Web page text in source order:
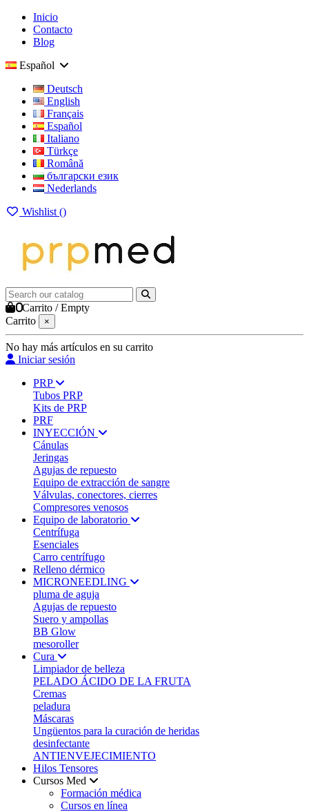
Inicio
Contacto
Blog
Español
Deutsch
English
Français
Español
Italiano
Türkçe
Română
български език
Nederlands
Wishlist ()
0Carrito /Empty
Carrito
×
No hay más artículos en su carrito
Iniciar sesión
PRP
Tubos PRP
Kits de PRP
PRF
INYECCIÓN
Cánulas
Jeringas
Agujas de repuesto
Equipo de extracción de sangre
Válvulas, conectores, cierres
Compresores venosos
Equipo de laboratorio
Centrífuga
Esenciales
Carro centrífugo
Relleno dérmico
MICRONEEDLING
pluma de aguja
Agujas de repuesto
Suero y ampollas
BB Glow
mesoroller
Cura
Limpiador de belleza
PELADO ÁCIDO DE LA FRUTA
Cremas
peladura
Máscaras
Ungüentos para la curación de heridas
desinfectante
ANTIENVEJECIMIENTO
Hilos Tensores
Cursos Med
Formación médica
Cursos en línea